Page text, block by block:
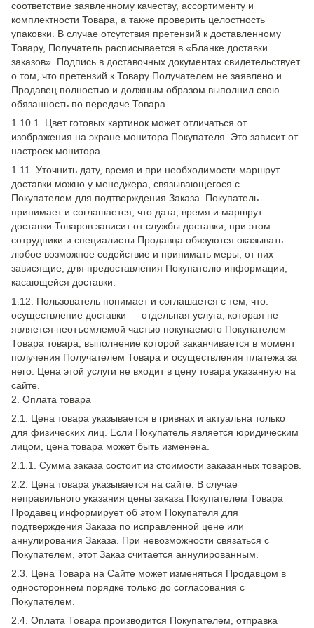
соответствие заявленному качеству, ассортименту и
комплектности Товара, а также проверить целостность
упаковки. В случае отсутствия претензий к доставленному
Товару, Получатель расписывается в «Бланке доставки
заказов». Подпись в доставочных документах свидетельствует
о том, что претензий к Товару Получателем не заявлено и
Продавец полностью и должным образом выполнил свою
обязанность по передаче Товара.
1.10.1. Цвет готовых картинок может отличаться от
изображения на экране монитора Покупателя. Это зависит от
настроек монитора.
1.11. Уточнить дату, время и при необходимости маршрут
доставки можно у менеджера, связывающегося с
Покупателем для подтверждения Заказа. Покупатель
принимает и соглашается, что дата, время и маршрут
доставки Товаров зависит от службы доставки, при этом
сотрудники и специалисты Продавца обязуются оказывать
любое возможное содействие и принимать меры, от них
зависящие, для предоставления Покупателю информации,
касающейся доставки.
1.12. Пользователь понимает и соглашается с тем, что:
осуществление доставки — отдельная услуга, которая не
является неотъемлемой частью покупаемого Покупателем
Товара товара, выполнение которой заканчивается в момент
получения Получателем Товара и осуществления платежа за
него. Цена этой услуги не входит в цену товара указанную на
сайте.
2. Оплата товара
2.1. Цена товара указывается в гривнах и актуальна только
для физических лиц. Если Покупатель является юридическим
лицом, цена товара может быть изменена.
2.1.1. Сумма заказа состоит из стоимости заказанных товаров.
2.2. Цена товара указывается на сайте. В случае
неправильного указания цены заказа Покупателем Товара
Продавец информирует об этом Покупателя для
подтверждения Заказа по исправленной цене или
аннулирования Заказа. При невозможности связаться с
Покупателем, этот Заказ считается аннулированным.
2.3. Цена Товара на Сайте может изменяться Продавцом в
одностороннем порядке только до согласования с
Покупателем.
2.4. Оплата Товара производится Покупателем, отправка